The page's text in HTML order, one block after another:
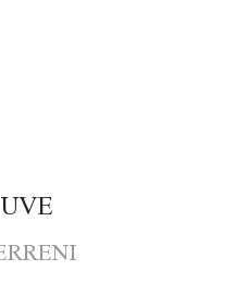
UVE